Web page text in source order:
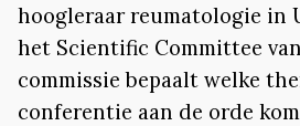
hoogleraar reumatologie in
het Scientific Committee
commissie bepaalt welke
conferentie aan de orde